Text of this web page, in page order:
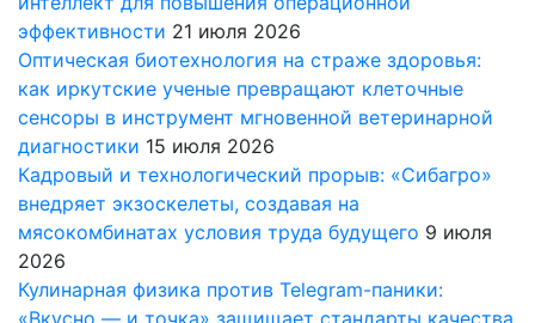
эффективности 21 июля 2026
Оптическая биотехнология на страже здоровья:
как иркутские ученые превращают клеточные
сенсоры в инструмент мгновенной ветеринарной
диагностики 15 июля 2026
Кадровый и технологический прорыв: «Сибагро»
внедряет экзоскелеты, создавая на
мясокомбинатах условия труда будущего 9 июля
2026
Кулинарная физика против Telegram-паники:
«Вкусно — и точка» защищает стандарты качества